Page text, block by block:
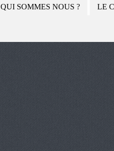
QUI SOMMES NOUS ? LE